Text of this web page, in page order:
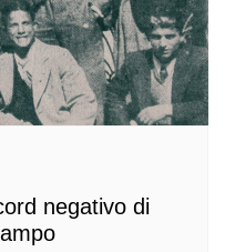
negativo di